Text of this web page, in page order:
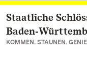
Zum Hauptinhalt
Staatliche
KOMMEN. STAUNEN.